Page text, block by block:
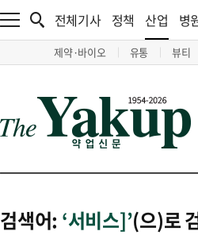
전체기사 정책 산업
제약·바이오 유통 뷰티
병
검색어: ‘서비스]’(으)로